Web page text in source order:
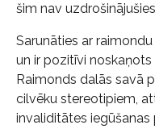
šim nav
Sarunāties ar
un ir pozitīvi
Raimonds dalās savā
cilvēku stereotipiem,
invaliditātes